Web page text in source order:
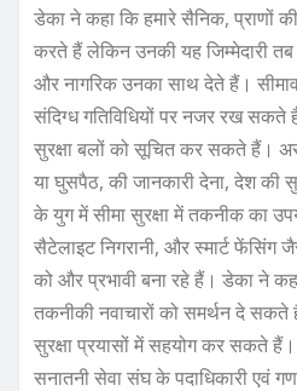
डेका ने कहा कि हमारे सैनिक, प्राणों
करते हैं लेकिन उनकी यह जिम्मेदारी
और नागरिक उनका साथ देते हैं।
संदिग्ध गतिविधियों पर नजर रख सकते
सुरक्षा बलों को सूचित कर सकते हैं।
या घुसपैठ, की जानकारी देना, देश
के युग में सीमा सुरक्षा में तकनीक का
सैटेलाइट निगरानी, और स्मार्ट फेंसिंग
को और प्रभावी बना रहे हैं। डेका ने
तकनीकी नवाचारों को समर्थन दे
सुरक्षा प्रयासों में सहयोग कर सकते
सनातनी सेवा संघ के पदाधिकारी एवं